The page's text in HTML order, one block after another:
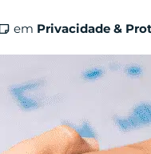
em Privacidade &